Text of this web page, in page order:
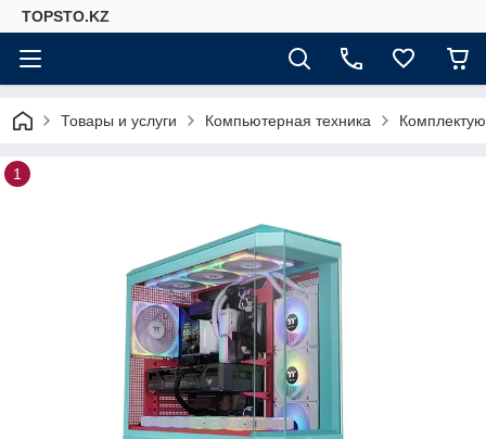
TOPSTO.KZ
Товары и услуги Компьютерная техника
1